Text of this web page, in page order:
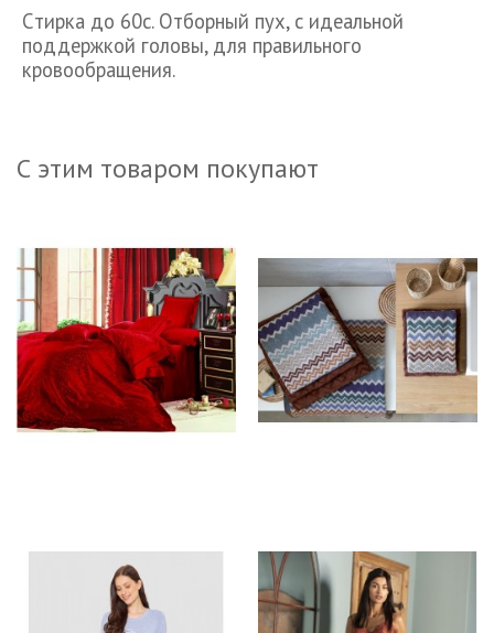
Cтирка до 60с. Отборный пух, с идеальной
поддержкой головы, для правильного
кровообращения.
С этим товаром покупают